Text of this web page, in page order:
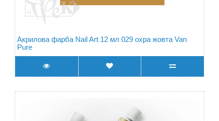
Акрилова фарба Nail Art 12 мл 029 охра жовта Van
Pure